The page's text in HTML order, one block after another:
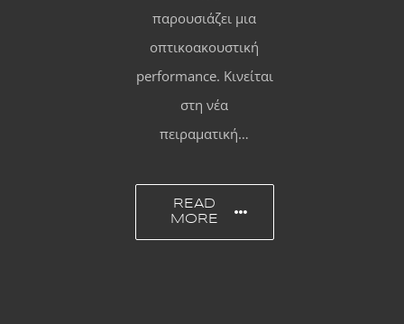
παρουσιάζει μια
οπτικοακουστική
performance. Kινείται
στη νέα
πειραματική…
READ
MORE